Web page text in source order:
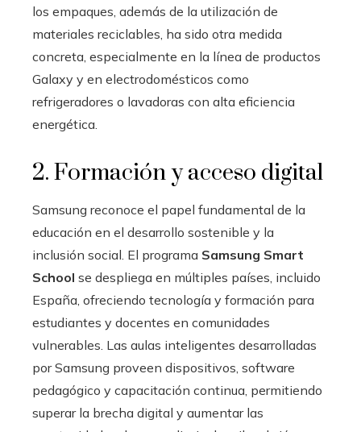
los empaques, además de la utilización de
materiales reciclables, ha sido otra medida
concreta, especialmente en la línea de productos
Galaxy y en electrodomésticos como
refrigeradores o lavadoras con alta eficiencia
energética.
2. Formación y acceso digital
Samsung reconoce el papel fundamental de la
educación en el desarrollo sostenible y la
inclusión social. El programa Samsung Smart
School se despliega en múltiples países, incluido
España, ofreciendo tecnología y formación para
estudiantes y docentes en comunidades
vulnerables. Las aulas inteligentes desarrolladas
por Samsung proveen dispositivos, software
pedagógico y capacitación continua, permitiendo
superar la brecha digital y aumentar las